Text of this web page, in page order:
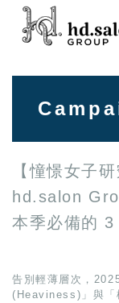
【憧憬女子
hd.salon
本季必備的 3
告別輕薄層次，
(Heaviness)」與「